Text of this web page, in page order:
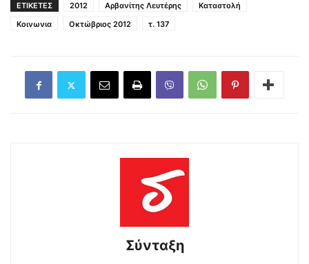
ΕΤΙΚΕΤΕΣ 2012 Αρβανίτης Λευτέρης
Καταστολή
Κοινωνια
Οκτώβριος 2012 τ. 137
Σύνταξη